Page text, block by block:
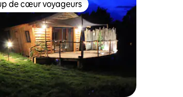
de cœur voyageurs les plus appréciés
de cœur voyageurs